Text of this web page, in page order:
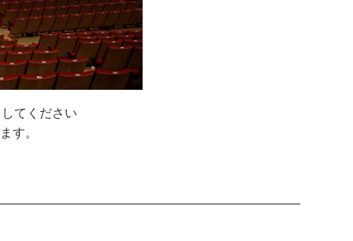
てください
。